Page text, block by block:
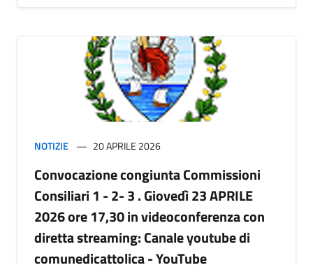
NOTIZIE 20 APRILE 2026
Convocazione congiunta Commissioni
Consiliari 1 - 2- 3 . Giovedì 23 APRILE
2026 ore 17,30 in videoconferenza con
diretta streaming: Canale youtube di
comunedicattolica - YouTube